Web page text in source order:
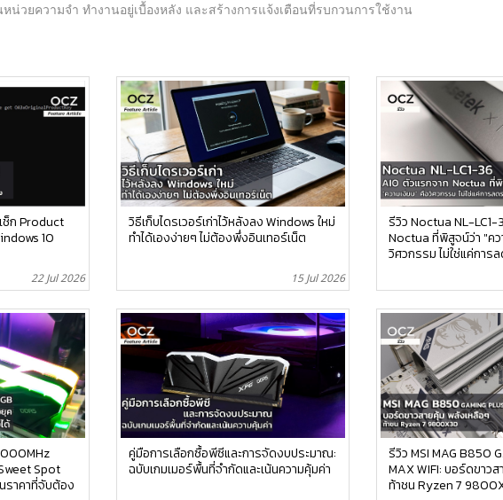
น่วยความจำ ทำงานอยู่เบื้องหลัง และสร้างการแจ้งเตือนที่รบกวนการใช้งาน
ช็ก Product
10
22 Jul 2026
วิธีเก็บไดรเวอร์เก่าไว้หลังลง Windows ใหม่
ทำได้เองง่ายๆ ไม่ต้องพึ่งอินเทอร์เน็ต
15 Jul 2026
รีวิว Noctua NL-
Noctua ที่พิสูจน์ว่า "คว
วิศวกรรม ไม่ใช่แค่กา
Spot
ราคาที่จับต้อง
คู่มือการเลือกซื้อพีซีและการจัดงบประมาณ:
ฉบับเกมเมอร์พื้นที่จำกัดและเน้นความคุ้มค่า
รีวิว MSI MAG B850
MAX WIFI: บอร์ดขาว
ท้าชน Ryzen 7